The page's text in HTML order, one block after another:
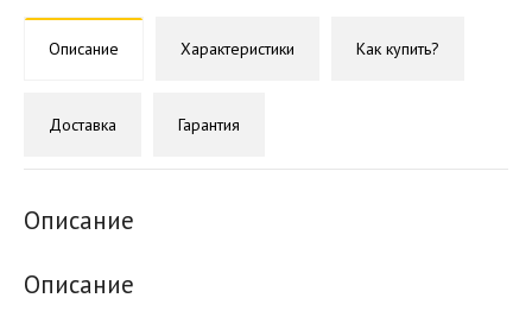
Описание Характеристики Как купить?
Доставка Гарантия
Описание
Описание